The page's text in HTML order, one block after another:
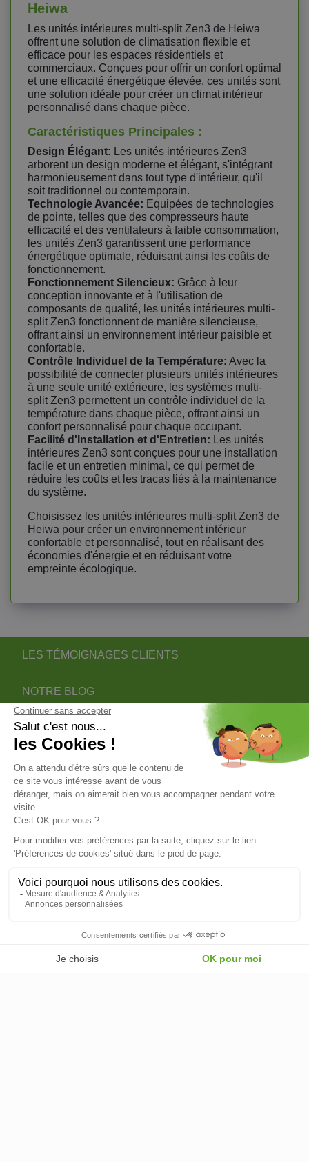
Heiwa
Les unités intérieures multi-split Zen3 de Heiwa
offrent une solution de climatisation flexible et
efficace pour les espaces résidentiels et
commerciaux. Conçues pour offrir un confort optimal
et une efficacité énergétique élevée, ces unités sont
une solution idéale pour créer un climat intérieur
personnalisé dans chaque pièce.
Caractéristiques Principales :
Design Élégant: Les unités intérieures Zen3
arborent un design moderne et élégant, s'intégrant
harmonieusement dans tout type d'intérieur, qu'il
soit traditionnel ou contemporain.
Technologie Avancée: Equipées de technologies
de pointe, telles que des compresseurs haute
efficacité et des ventilateurs à faible consommation,
les unités Zen3 garantissent une performance
énergétique optimale, réduisant ainsi les coûts de
fonctionnement.
Fonctionnement Silencieux: Grâce à leur
conception innovante et à l'utilisation de
composants de qualité, les unités intérieures multi-
split Zen3 fonctionnent de manière silencieuse,
offrant ainsi un environnement intérieur paisible et
confortable.
Contrôle Individuel de la Température: Avec la
possibilité de connecter plusieurs unités intérieures
à une seule unité extérieure, les systèmes multi-
split Zen3 permettent un contrôle individuel de la
température dans chaque pièce, offrant ainsi un
confort personnalisé pour chaque occupant.
Facilité d'Installation et d'Entretien: Les unités
intérieures Zen3 sont conçues pour une installation
facile et un entretien minimal, ce qui permet de
réduire les coûts et les tracas liés à la maintenance
du système.
Choisissez les unités intérieures multi-split Zen3 de
Heiwa pour créer un environnement intérieur
confortable et personnalisé, tout en réalisant des
économies d'énergie et en réduisant votre
empreinte écologique.
LES TÉMOIGNAGES CLIENTS
NOTRE BLOG
DEVENIR PARTENAIRE INSTALLATEUR
NOTRE SERVICE APRÈS VENTE
NOS PARTENAIRES OFFICIELS
INFORMATIONS
VOTRE COMPTE
© 2026 - ClimOnline - Tous droits réservés